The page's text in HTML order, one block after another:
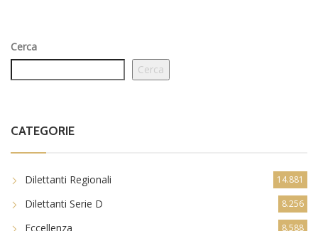
Cerca
Cerca
CATEGORIE
Dilettanti Regionali 14.881
Dilettanti Serie D 8.256
Eccellenza 8.588